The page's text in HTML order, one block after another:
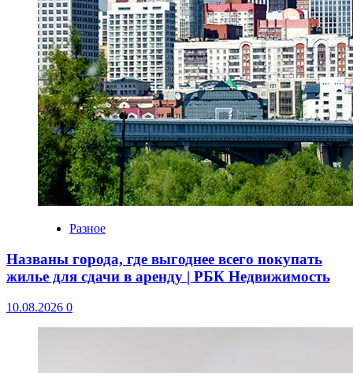
Разное
Названы города, где выгоднее всего покупать
жилье для сдачи в аренду | РБК Недвижимость
10.08.2026 0